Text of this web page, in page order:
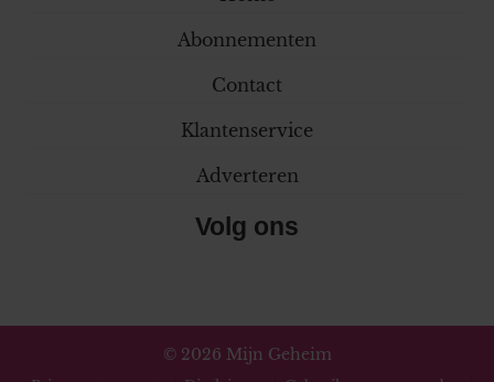
Abonnementen
Contact
Klantenservice
Adverteren
Volg ons
© 2026 Mijn Geheim